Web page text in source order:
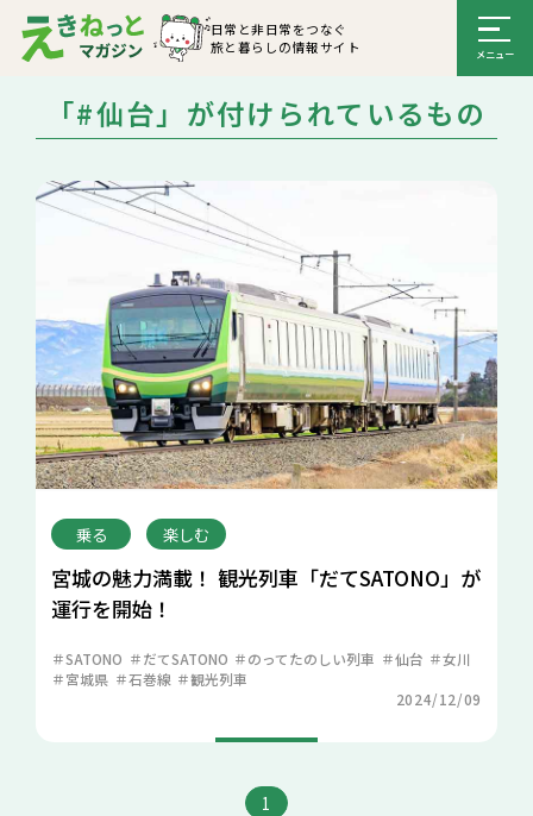
日常と非日常をつなぐ
旅と暮らしの情報サイト
「#仙台」が付けられているもの
乗る 楽しむ
宮城の魅力満載！ 観光列車「だてSATONO」が
運行を開始！
SATONO だてSATONO のってたのしい列車 仙台
女川
宮城県
石巻線
観光列車
2024/12/09
1